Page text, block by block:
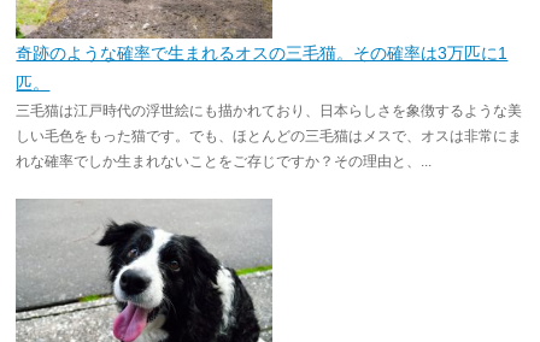
奇跡のような確率で生まれるオスの三毛猫。その確率は3万匹に1
匹。
三毛猫は江戸時代の浮世絵にも描かれており、日本らしさを象徴するような美
しい毛色をもった猫です。でも、ほとんどの三毛猫はメスで、オスは非常にま
れな確率でしか生まれないことをご存じですか？その理由と、...